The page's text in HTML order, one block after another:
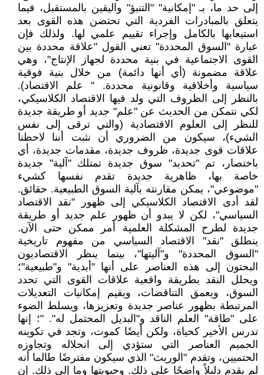
إلى حد ما، بـ "إمكانية" "التنبؤ" واليقين بالمستقبل، فيما
يتعلق بالمبادرات الفردية التي تحتضن هذه القوى بعد
استيعابها بالكامل وإجراء تقييم علمي لها. ولذلك فإن
عبارة "السوق المحددة" تعني القول "علاقة محددة بين
القوى الاجتماعية في بنية محددة لجهاز الإنتاج"، وهي
علاقة مضمونة (أي أنها دائمة) من خلال بنية فوقية
سياسية وأخلاقية وقانونية محددة. " علم الاقتصاد).
بالنظر إلى الظروف التي ولد فيها الاقتصاد الكلاسيكي،
لكي نتمكن من الحديث عن "علم" جديد أو طريقة جديدة
للنظر إلى العلوم الاقتصادية (والتي ترقى إلى نفس
الشيء)، سيكون من الضروري أن نثبت أننا لاحظنا
علاقات قوى جديدة، ظروف جديدة، مقدمات جديدة، أي
باختصار، تم "تحديد" سوق جديدة تمتلك "آلية" جديدة
خاصة بها، ظاهرية جديدة تقدم نفسها كشيء
"موضوعي"، يمكن مقارنته بآلية السوق الطبيعية. حقائق.
لقد أدى الاقتصاد الكلاسيكي إلى ظهور "نقد الاقتصاد
السياسي"، لكن لا يبدو أن ظهور علم جديد أو طريقة
جديدة لطرح المشكلة العلمية أمر ممكن حتى الآن.
ينطلق "نقد" الاقتصاد السياسي من مفهوم تاريخية
"السوق المحددة" و"آليتها"، بينما ينظر الاقتصاديون
البحتون إلى هذه العناصر على أنها "أبدية" و"طبيعية"؛
ويحلل النقد بطريقة واقعية علاقات القوى التي تحدد
السوق، ويعمق التناقضات، ويقيم إمكانيات التعديلات
المرتبطة بظهور عناصر جديدة وتعزيزها، ويسلط الضوء
على "طاقة" العلم الناقد و"البديل المحتمل له". "؛ إنها
تدرس الأخير كحياة، ولكن أيضًا كموت، وتجد في تكوينه
الحميم العناصر التي ستؤدي إلى انحلاله وتجاوزه
الحتميين، وتقدم "الوريث" الذي سيكون مفترضًا طالما أنه
لم يقدم دليلاً واضحًا على ذلك. وحيويتها وما إلى ذلك. إن